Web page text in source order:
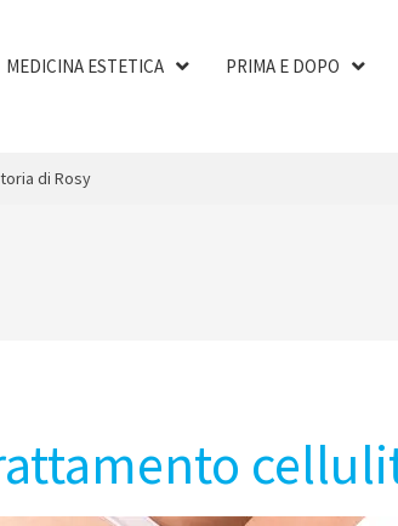
MEDICINA ESTETICA PRIMA E DOPO
di Rosy